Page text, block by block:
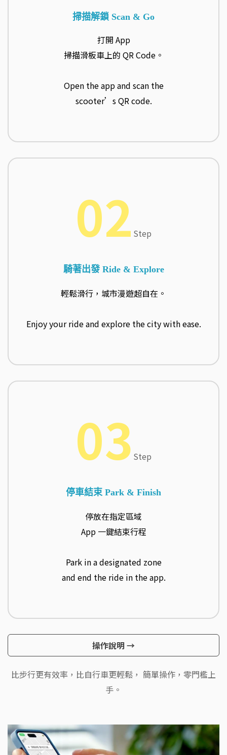
掃描解鎖 Scan & Go
打開 App
掃描滑板車上的 QR Code。
Open the app and scan the
scooter’s QR code.
02 Step
騎著出發 Ride & Explore
輕鬆滑行，城市漫遊超自在。
Enjoy your ride and explore the city with ease.
03 Step
停車結束 Park & Finish
停放在指定區域
App 一鍵結束行程
Park in a designated zone
and end the ride in the app.
操作說明 →
操作說明→
比步行更有效率，比自行車更輕鬆， 簡單操作，零門檻上
手。